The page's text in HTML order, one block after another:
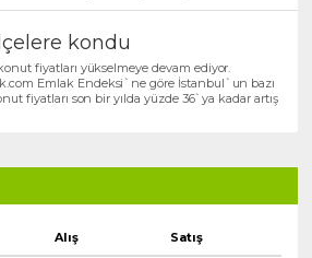
kondu
fiyatları yükselmeye devam ediyor.
Emlak Endeksi`ne göre İstanbul`un bazı
fiyatları son bir yılda yüzde 36`ya kadar artış
Alış Satış